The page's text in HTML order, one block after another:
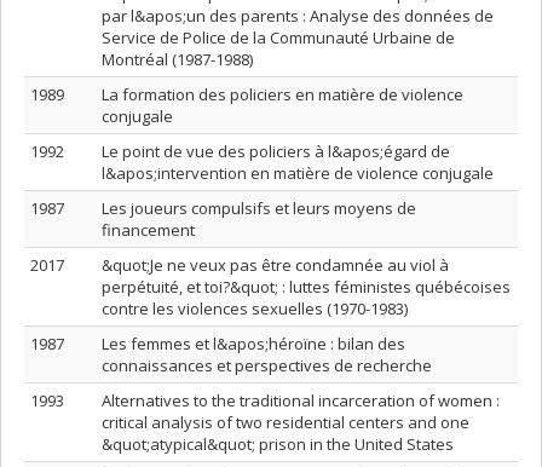
par l&apos;un des parents : Analyse des données de
Service de Police de la Communauté Urbaine de
Montréal (1987-1988)
1989
La formation des policiers en matière de violence
conjugale
1992
Le point de vue des policiers à l&apos;égard de
l&apos;intervention en matière de violence conjugale
1987
Les joueurs compulsifs et leurs moyens de
financement
2017
&quot;Je ne veux pas être condamnée au viol à
perpétuité, et toi?&quot; : luttes féministes québécoises
contre les violences sexuelles (1970-1983)
1987
Les femmes et l&apos;héroïne : bilan des
connaissances et perspectives de recherche
1993
Alternatives to the traditional incarceration of women :
critical analysis of two residential centers and one
&quot;atypical&quot; prison in the United States